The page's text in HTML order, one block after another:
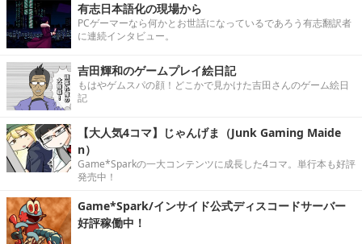
有志日本語化の現場から
PCゲーマーなら何かとお世話になっているであろう有志翻訳者
に連続インタビュー。
吉田輝和のゲームプレイ絵日記
もはやゲムスパの顔！どこかで見かけた吉田さんのゲーム絵日
記
【大人気4コマ】じゃんげま（Junk Gaming Maide
n）
Game*Sparkの一大コンテンツに成長した4コマ。単行本も好評
発売中！
Game*Spark/インサイド公式ディスコードサーバー
好評稼働中！